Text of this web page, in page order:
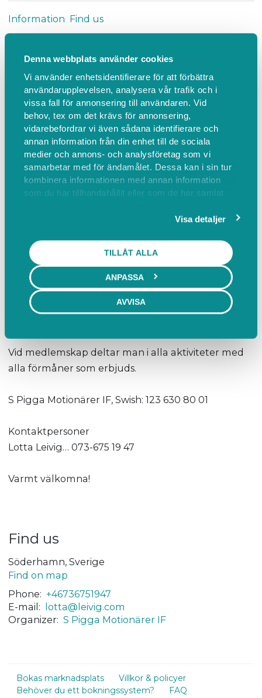
Denna webbplats använder cookies
Vi använder enhetsidentifierare för att förbättra
användarupplevelsen, analysera vår trafik och i
vissa fall för annonsering till användaren. Vid
behov, tex om det krävs för annonsering,
vidarebefordrar vi även sådana identifierare och
annan information från din enhet till de sociala
medier och annons- och analysföretag som vi
samarbetar med för ändamålet. Dessa kan i sin tur
kombinera informationen med annan information
som du har tillhandahållit eller som de har samlat
Visa detaljer
TILLÅT ALLA
ANPASSA
AVVISA
Information Find us
Sommarträff med
vandringsgruppen
Öppen sommarträff för oss som är hemma och vill
ha sällskap ut i naturen. Gruppen bestämmer vad
och var, kanske en cykeltur, kanske en badträff,
kanske en promis ...... det är bara fantasin som
Ni träffas kl. 10.00 på parkeringen vid Padelcenter
Glöm inte att ta med egen matsäck.
Frågor? Ring Lotta 073-675 19 47
Alla aktiviteter kräver medlemskap som kostar 150
Vid medlemskap deltar man i alla aktiviteter med
alla förmåner som erbjuds.
S Pigga Motionärer IF, Swish: 123 630 80 01
Kontaktpersoner
Lotta Leivig… 073-675 19 47
Varmt välkomna!
Find us
Söderhamn, Sverige
Find on map
Phone: +46736751947
E-mail: lotta@leivig.com
Organizer: S Pigga Motionärer IF
Bokas marknadsplats
Villkor & policyer
Behöver du ett bokningssystem?
FAQ